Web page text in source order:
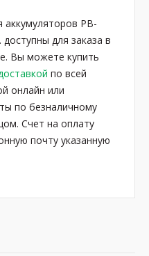
аккумуляторов PB-
для заказа в
Вы можете купить
по всей
онлайн или
по безналичному
Счет на оплату
почту указанную